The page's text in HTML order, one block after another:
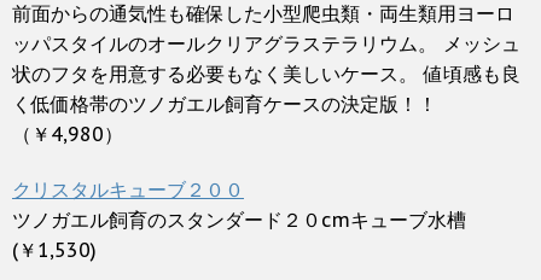
前面からの通気性も確保した小型爬虫類・両生類用ヨーロ
ッパスタイルのオールクリアグラステラリウム。 メッシュ
状のフタを用意する必要もなく美しいケース。 値頃感も良
く低価格帯のツノガエル飼育ケースの決定版！！
（￥4,980）
クリスタルキューブ２００
ツノガエル飼育のスタンダード２０cmキューブ水槽
(￥1,530)